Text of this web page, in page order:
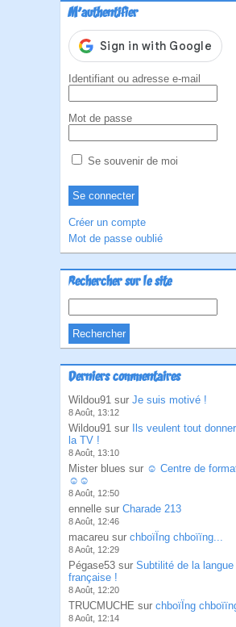
M'authentifier
Identifiant ou adresse e-mail
Mot de passe
Se souvenir de moi
Créer un compte
Mot de passe oublié
Rechercher sur le site
Derniers commentaires
Wildou91 sur Je suis motivé !
8 Août, 13:12
Wildou91 sur
Ils veulent tout
la TV !
8 Août, 13:10
Mister blues sur ☺ Centre de
☺☺
8 Août, 12:50
ennelle sur Charade 213
8 Août, 12:46
macareu sur chboïÏng chboïïng...
8 Août, 12:29
Pégase53 sur Subtilité de la langue
française !
8 Août, 12:20
TRUCMUCHE sur chboïÏng
8 Août, 12:14